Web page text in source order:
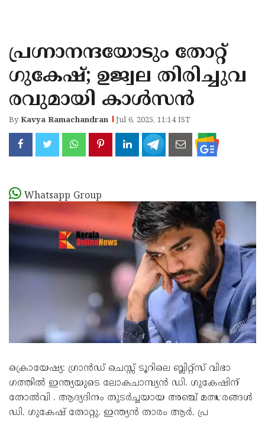
KANNUR
KASARAGOD
പ്ര​ഗ്നാനന്ദയോടും തോറ്റ് ​
ഗുകേഷ്; ഉജ്വല തിരിച്ചുവ
രവുമായി കാൾസൻ
ByKavya Ramachandran Jul 6, 2025, 11:14 IST
Whatsapp Group
ക്രൊയേഷ്യ: ​ഗ്രാൻഡ് ചെസ്സ് ടൂറിലെ ബ്ലിറ്റ്സ് വിഭാ​
ഗത്തിൽ ഇന്ത്യയുടെ ലോകചാമ്പ്യൻ ഡി. ഗുകേഷിന്
തോൽവി . ആദ്യദിനം തുടർച്ചയായ അഞ്ച് മത്സരങ്ങൾ
ഡി. ​ഗുകേഷ് തോറ്റു. ഇന്ത്യൻ താരം ആർ. പ്ര​